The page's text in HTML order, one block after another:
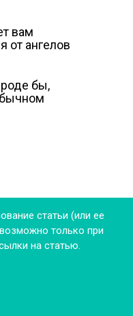
вам
от ангелов
бы,
статьи (или ее
только при
на статью.